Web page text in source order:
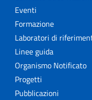
Eventi
Formazione
Laboratori di
Linee guida
Organismo Notificato
Progetti
Pubblicazioni